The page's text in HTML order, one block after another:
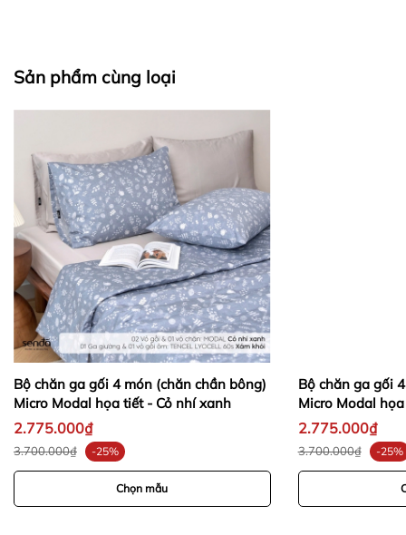
(Silk/Delicate)
Nhiệt độ nước
<30℃
Chế độ sấy
Không nhiệt Nhiệt độ thấp
-
y
-
-
-
-
-
Sản phẩm cùng loại
Bộ chăn ga gối 4 món (chăn chần bông)
Micro Modal họa tiết - Cỏ nhí xanh
2.775.000₫
3.700.000₫ -25%
Chọn mẫu
Bộ chăn ga gối
Micro Modal
2.775.000₫
3.700.000₫ -25%